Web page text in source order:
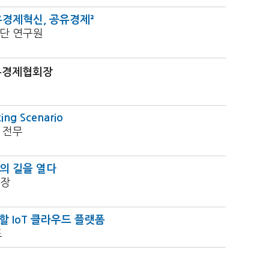
제혁신, 공유경제²
연구원
제협회장
Scenario
무
길을 열다
IoT 클라우드 플랫폼